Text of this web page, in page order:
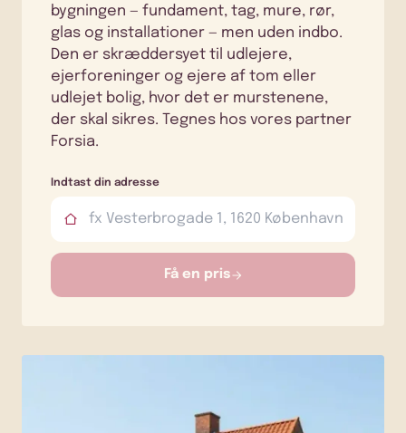
bygningen — fundament, tag, mure, rør,
glas og installationer — men uden indbo.
Den er skræddersyet til udlejere,
ejerforeninger og ejere af tom eller
udlejet bolig, hvor det er murstenene,
der skal sikres. Tegnes hos vores partner
Forsia.
Indtast din adresse
Få en pris